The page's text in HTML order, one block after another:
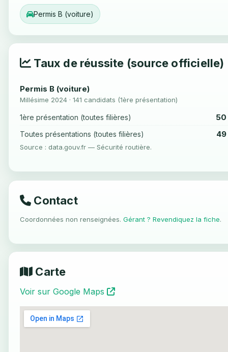
Permis B (voiture)
Taux de réussite (source officielle)
Permis B (voiture)
Millésime 2024 · 141 candidats (1ère présentation)
1ère présentation (toutes filières) 50
Toutes présentations (toutes filières) 49
Source : data.gouv.fr — Sécurité routière.
Contact
Coordonnées non renseignées. Gérant ? Revendiquez la fiche.
Carte
Voir sur Google Maps